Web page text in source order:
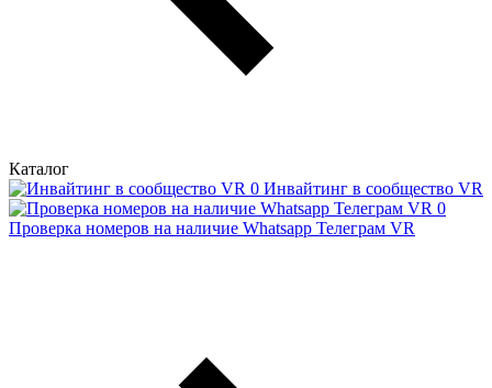
Каталог
Инвайтинг в сообщество VR
Проверка номеров на наличие Whatsapp Телеграм VR